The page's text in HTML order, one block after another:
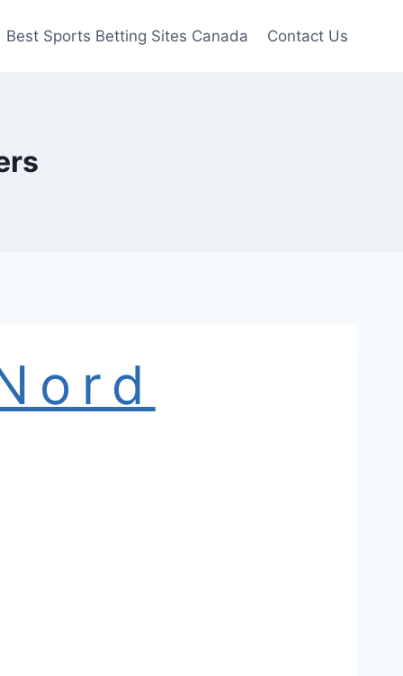
Best Sports Betting Sites Canada Contact Us